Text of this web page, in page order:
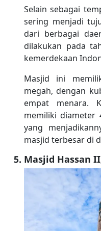
Selain sebagai
sering menjadi
dari berbagai
dilakukan pada
kemerdekaan
Masjid ini
megah, dengan
empat menara.
memiliki
yang
masjid terbesar di
Masjid Hassan